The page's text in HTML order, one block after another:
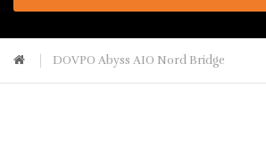
DOVPO Abyss AIO Nord Bridge